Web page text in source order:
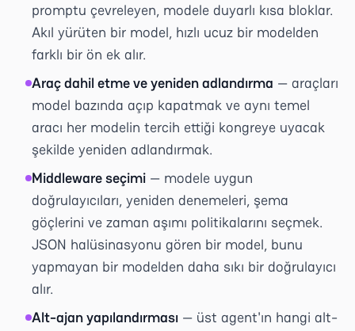
promptu çevreleyen, modele duyarlı kısa bloklar.
Akıl yürüten bir model, hızlı ucuz bir modelden
farklı bir ön ek alır.
Araç dahil etme ve yeniden adlandırma — araçları
model bazında açıp kapatmak ve aynı temel
aracı her modelin tercih ettiği kongreye uyacak
şekilde yeniden adlandırmak.
Middleware seçimi — modele uygun
doğrulayıcıları, yeniden denemeleri, şema
göçlerini ve zaman aşımı politikalarını seçmek.
JSON halüsinasyonu gören bir model, bunu
yapmayan bir modelden daha sıkı bir doğrulayıcı
alır.
Alt-ajan yapılandırması — üst agent'ın hangi alt-